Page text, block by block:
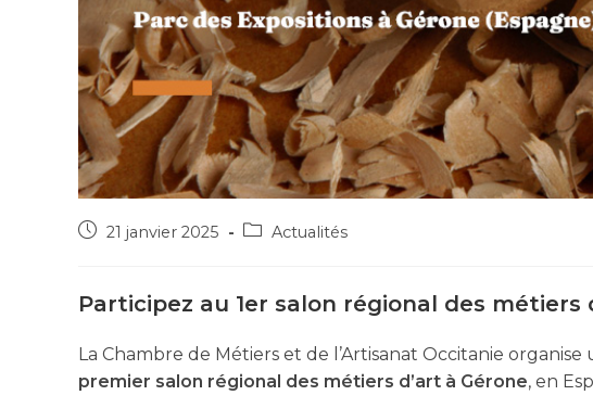
21 janvier 2025 Actualités
Participez au 1er salon régional des métiers
La Chambre de Métiers et de l’Artisanat Occitanie
premier salon régional des métiers d’art à Gérone, en